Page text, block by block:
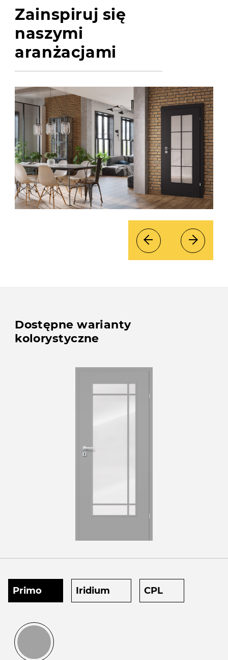
Zainspiruj się
naszymi
aranżacjami
Dostępne warianty
kolorystyczne
Primo Iridium CPL